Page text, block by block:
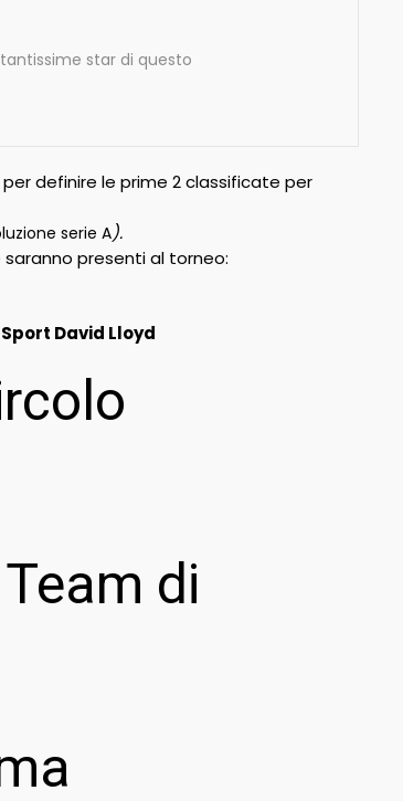
star di questo
definire le prime 2 classificate per
serie A).
presenti al torneo:
David Lloyd
di